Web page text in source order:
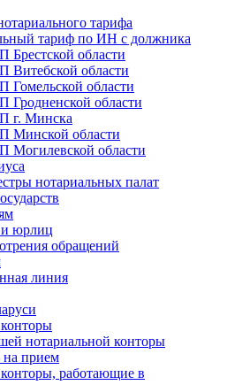
тарифа
тариф по ИН с должника
Брестской области
Витебской области
Гомельской области
Гродненской области
г. Минска
Минской области
Могилевской области
нотариальных палат
юрлиц
обращений
линия
нотариальной конторы
на прием
работающие в